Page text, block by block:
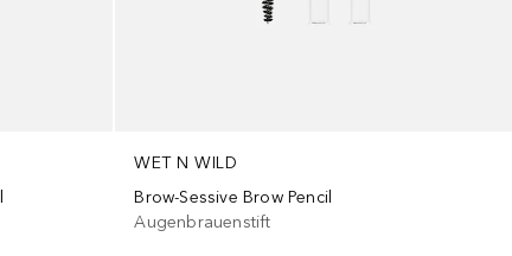
WET N WILD
Brow-Sessive Brow Pencil
Augenbrauenstift